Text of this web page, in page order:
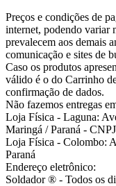
Preços e condições de
internet, podendo variar
prevalecem aos demais
comunicação e sites de
Caso os produtos
válido é o do Carrinho
confirmação de dados.
Não fazemos entregas
Loja Física - Laguna:
Maringá / Paraná -
Loja Física - Colombo:
Paraná
Endereço eletrônico:
Soldador ® - Todos os